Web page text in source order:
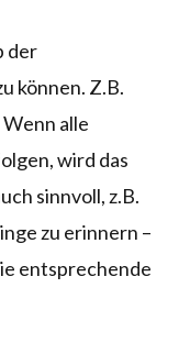
der
können. Z.B.
alle
wird das
sinnvoll, z.B.
zu erinnern –
entsprechende